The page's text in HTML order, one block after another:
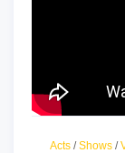
Freestyler
Acts /Shows /